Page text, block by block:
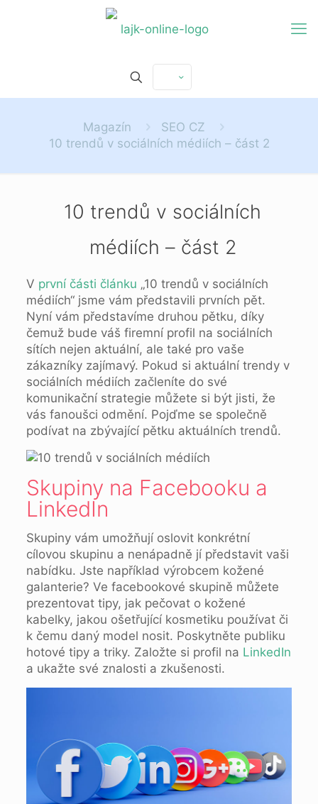
Magazín
SEO CZ
10 trendů v sociálních médiích – část 2
10 trendů v sociálních
médiích – část 2
V první části článku „10 trendů v sociálních
médiích“ jsme vám představili prvních pět.
Nyní vám představíme druhou pětku, díky
čemuž bude váš firemní profil na sociálních
sítích nejen aktuální, ale také pro vaše
zákazníky zajímavý. Pokud si aktuální trendy v
sociálních médiích začleníte do své
komunikační strategie můžete si být jisti, že
vás fanoušci odmění. Pojďme se společně
podívat na zbývající pětku aktuálních trendů.
Skupiny na Facebooku a
LinkedIn
Skupiny vám umožňují oslovit konkrétní
cílovou skupinu a nenápadně jí představit vaši
nabídku. Jste například výrobcem kožené
galanterie? Ve facebookové skupině můžete
prezentovat tipy, jak pečovat o kožené
kabelky, jakou ošetřující kosmetiku používat či
k čemu daný model nosit. Poskytněte publiku
hotové tipy a triky. Založte si profil na LinkedIn
a ukažte své znalosti a zkušenosti.